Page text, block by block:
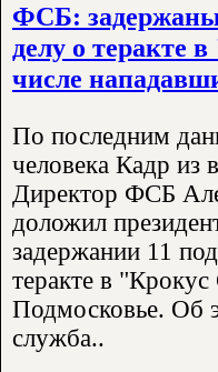
ФСБ: задержаны
делу о теракте
числе
По последним
человека Кадр из
Директор ФСБ
доложил
задержании 11
теракте в
Подмосковье. Об
служба..